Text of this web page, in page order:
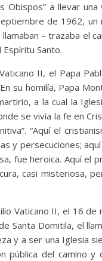
Obispos” a llevar
de 1962,
– trazaba el
Santo.
II, el Papa
su homilía, Papa
a la cual la
se vivía la fe en
“Aquí el
y persecuciones;
fue heroica. Aquí el
casi misteriosa,
Vaticano II, el 16
Santa Domitila, el
y a ser una Iglesia
pública del camino